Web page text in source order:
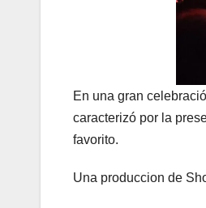
En una gran
caracterizó por la
favorito.
Una produccion de